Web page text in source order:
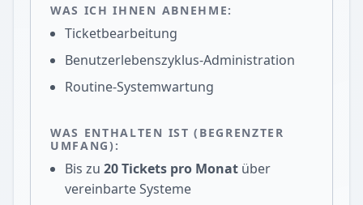
WAS ICH IHNEN ABNEHME:
Ticketbearbeitung
Benutzerlebenszyklus-Administration
Routine-Systemwartung
WAS ENTHALTEN IST (BEGRENZTER
UMFANG):
Bis zu 20 Tickets pro Monatüber
vereinbarte Systeme